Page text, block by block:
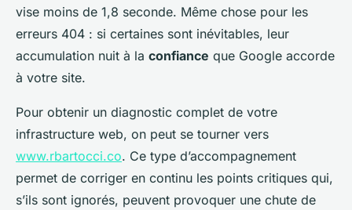
vise moins de 1,8 seconde. Même chose pour les
erreurs 404 : si certaines sont inévitables, leur
accumulation nuit à la confiance que Google accorde
à votre site.
Pour obtenir un diagnostic complet de votre
infrastructure web, on peut se tourner vers
www.rbartocci.co. Ce type d’accompagnement
permet de corriger en continu les points critiques qui,
s’ils sont ignorés, peuvent provoquer une chute de